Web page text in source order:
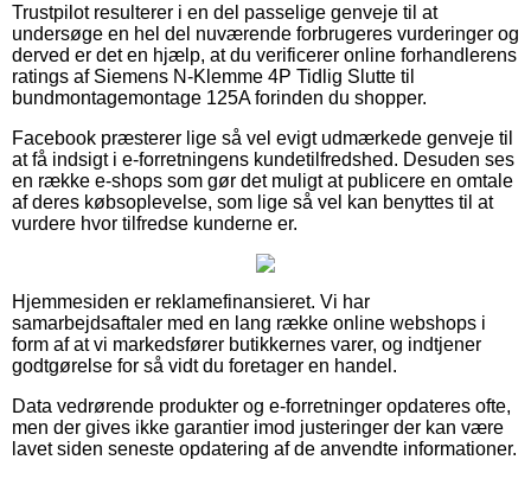
Trustpilot resulterer i en del passelige genveje til at
undersøge en hel del nuværende forbrugeres vurderinger og
derved er det en hjælp, at du verificerer online forhandlerens
ratings af Siemens N-Klemme 4P Tidlig Slutte til
bundmontagemontage 125A forinden du shopper.
Facebook præsterer lige så vel evigt udmærkede genveje til
at få indsigt i e-forretningens kundetilfredshed. Desuden ses
en række e-shops som gør det muligt at publicere en omtale
af deres købsoplevelse, som lige så vel kan benyttes til at
vurdere hvor tilfredse kunderne er.
Hjemmesiden er reklamefinansieret. Vi har
samarbejdsaftaler med en lang række online webshops i
form af at vi markedsfører butikkernes varer, og indtjener
godtgørelse for så vidt du foretager en handel.
Data vedrørende produkter og e-forretninger opdateres ofte,
men der gives ikke garantier imod justeringer der kan være
lavet siden seneste opdatering af de anvendte informationer.